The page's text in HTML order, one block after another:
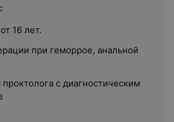
16 лет.
при геморрое, анальной
проктолога с диагностическим